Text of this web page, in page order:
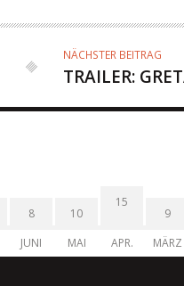
NÄCHSTER BEITRAG
TRAILER:
8
JUNI
10
MAI
15
APR.
9
MÄRZ